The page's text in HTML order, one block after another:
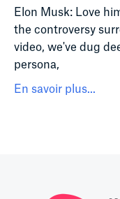
Elon Musk: Love
the controversy
video, we've dug
persona,
En savoir plus...